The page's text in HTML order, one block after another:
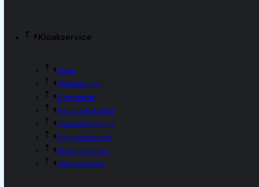
Kloakservice
Dræn
Omfangsdræn
Rottespærre
Regnvandsfaskine
Separatkloakering
Regnvandsanlæg
Skybrudssikring
Højvandslukke